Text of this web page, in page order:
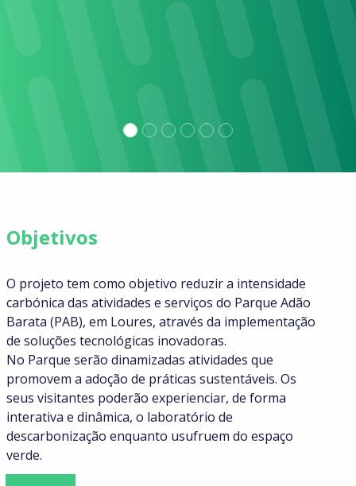
Objetivos
O projeto tem como objetivo reduzir a intensidade
carbónica das atividades e serviços do Parque Adão
Barata (PAB), em Loures, através da implementação
de soluções tecnológicas inovadoras.
No Parque serão dinamizadas atividades que
promovem a adoção de práticas sustentáveis. Os
seus visitantes poderão experienciar, de forma
interativa e dinâmica, o laboratório de
descarbonização enquanto usufruem do espaço
verde.